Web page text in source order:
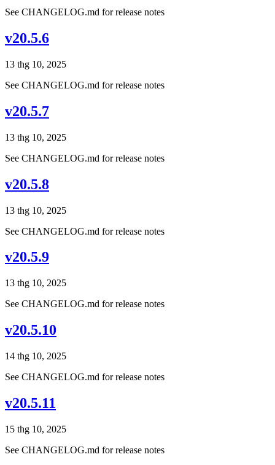
See CHANGELOG.md for release notes
v20.5.6
13 thg 10, 2025
See CHANGELOG.md for release notes
v20.5.7
13 thg 10, 2025
See CHANGELOG.md for release notes
v20.5.8
13 thg 10, 2025
See CHANGELOG.md for release notes
v20.5.9
13 thg 10, 2025
See CHANGELOG.md for release notes
v20.5.10
14 thg 10, 2025
See CHANGELOG.md for release notes
v20.5.11
15 thg 10, 2025
See CHANGELOG.md for release notes